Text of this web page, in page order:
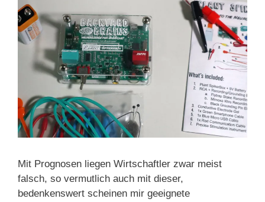
Mit Prognosen liegen Wirtschaftler zwar meist
falsch, so vermutlich auch mit dieser,
bedenkenswert scheinen mir geeignete